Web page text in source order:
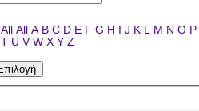
All All A B C D E F G H I J K L M N O P
T U V W X Y Z